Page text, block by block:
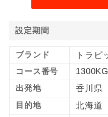
設定期間
ブランド トラピ
コース番号
出発地 香川県
目的地 北海道
おひとり様参
加限定
おひ
1名様1室同代
金
1名様
コース
ご夫婦限定
ご夫婦
す。